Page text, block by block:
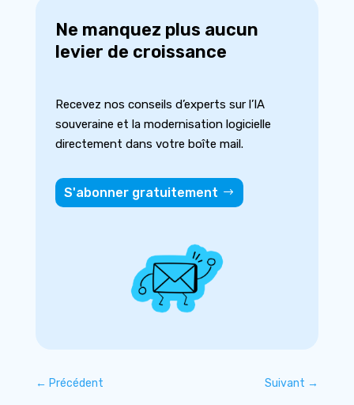
Ne manquez plus aucun
levier de croissance
Recevez nos conseils d’experts sur l’IA
souveraine et la modernisation logicielle
directement dans votre boîte mail.
S'abonner gratuitement
← Précédent Suivant →